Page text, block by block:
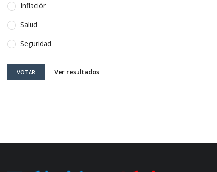
Inflación
Salud
Seguridad
VOTAR Ver resultados